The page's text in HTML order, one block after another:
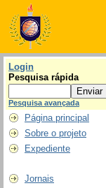
Login
Pesquisa rápida
Pesquisa avançada
Página principal
Sobre o projeto
Expediente
Jornais